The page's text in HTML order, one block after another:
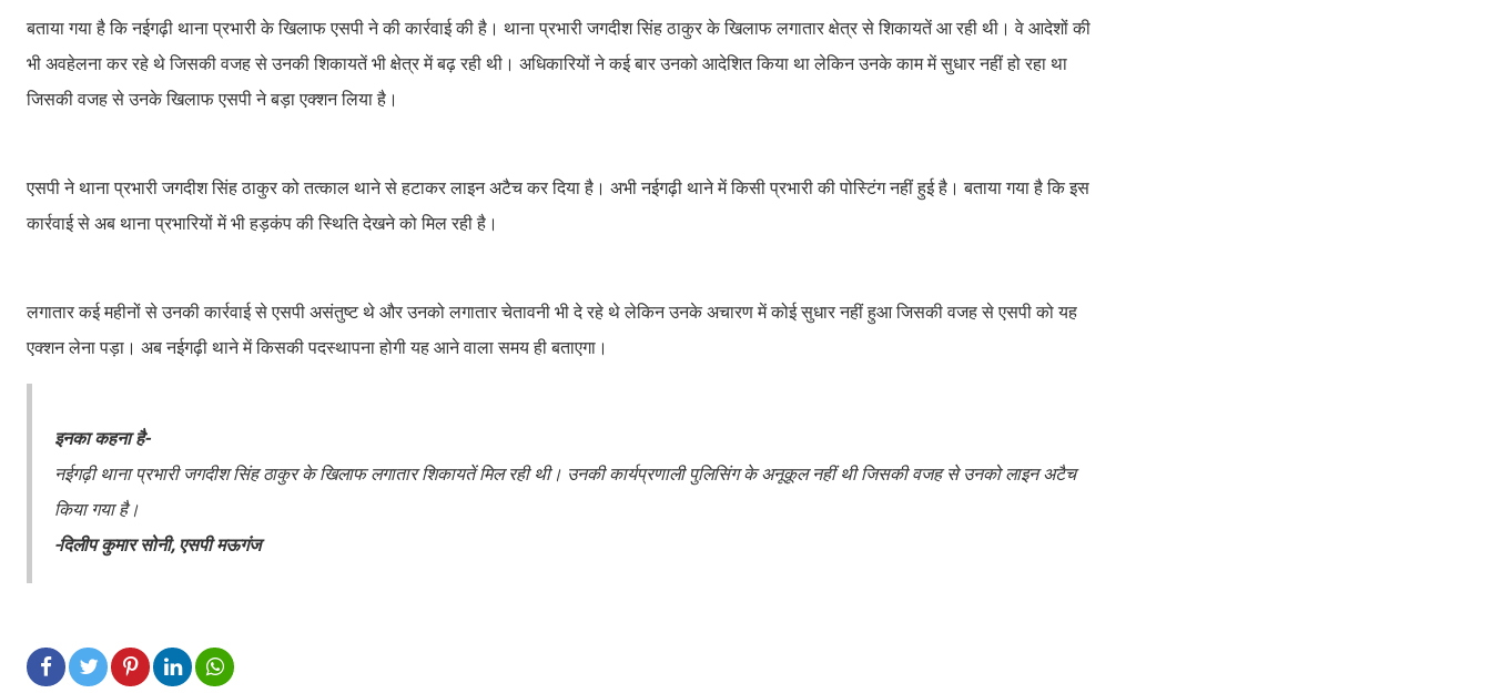
बताया गया है कि नईगढ़ी थाना प्रभारी के खिलाफ एसपी ने की कार्रवाई की है। थाना प्रभारी जगदीश सिंह ठाकुर के खिलाफ लगातार क्षेत्र से शिकायतें आ रही थी। वे आदेशों की
भी अवहेलना कर रहे थे जिसकी वजह से उनकी शिकायतें भी क्षेत्र में बढ़ रही थी। अधिकारियों ने कई बार उनको आदेशित किया था लेकिन उनके काम में सुधार नहीं हो रहा था
जिसकी वजह से उनके खिलाफ एसपी ने बड़ा एक्शन लिया है।
एसपी ने थाना प्रभारी जगदीश सिंह ठाकुर को तत्काल थाने से हटाकर लाइन अटैच कर दिया है। अभी नईगढ़ी थाने में किसी प्रभारी की पोस्टिंग नहीं हुई है। बताया गया है कि इस
कार्रवाई से अब थाना प्रभारियों में भी हड़कंप की स्थिति देखने को मिल रही है।
लगातार कई महीनों से उनकी कार्रवाई से एसपी असंतुष्ट थे और उनको लगातार चेतावनी भी दे रहे थे लेकिन उनके अचारण में कोई सुधार नहीं हुआ जिसकी वजह से एसपी को यह
एक्शन लेना पड़ा। अब नईगढ़ी थाने में किसकी पदस्थापना होगी यह आने वाला समय ही बताएगा।
इनका कहना है-
नईगढ़ी थाना प्रभारी जगदीश सिंह ठाकुर के खिलाफ लगातार शिकायतें मिल रही थी। उनकी कार्यप्रणाली पुलिसिंग के अनूकूल नहीं थी जिसकी वजह से उनको लाइन अटैच
किया गया है।
-दिलीप कुमार सोनी, एसपी मऊगंज